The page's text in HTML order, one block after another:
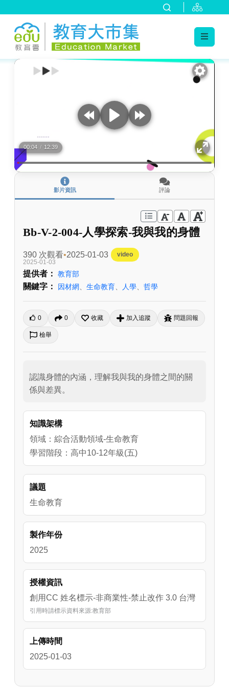
:::
00:04 / 12:39
影片資訊 評論
Bb-V-2-004-人學探索-我與我的身體
390 次觀看 2025-01-03
video
2025-01-03
提供者： 教育部
關鍵字： 因材網 生命教育 人學 哲學
0 0 收藏 加入追蹤 問題回報
檢舉
認識身體的內涵，理解我與我的身體之間的關
係與差異。
知識架構
領域：綜合活動領域-生命教育
學習階段：高中10-12年級(五)
議題
生命教育
製作年份
2025
授權資訊
創用CC 姓名標示-非商業性-禁止改作 3.0 台灣
引用時請標示資料來源:教育部
上傳時間
2025-01-03